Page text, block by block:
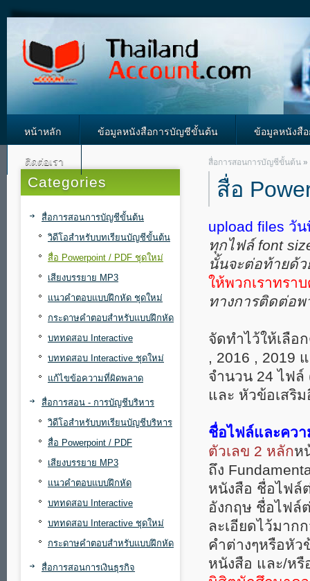
หน้าหลัก ข้อมูลหนังสือการบัญชีขั้นต้น ข้อมูลหนังสื
ติดต่อเรา
Categories
สื่อการสอนการบัญชีขั้นต้น
วิดีโอสำหรับบทเรียนบัญชีขั้นต้น
สื่อ Powerpoint / PDF ชุดใหม่
เสียงบรรยาย MP3
แนวคำตอบแบบฝึกหัด ชุดใหม่
กระดาษคำตอบสำหรับแบบฝึกหัด
บททดสอบ Interactive
บททดสอบ Interactive ชุดใหม่
แก้ไขข้อความที่ผิดพลาด
สื่อการสอน - การบัญชีบริหาร
วิดีโอสำหรับบทเรียนบัญชีบริหาร
สื่อ Powerpoint / PDF
เสียงบรรยาย MP3
แนวคำตอบแบบฝึกหัด
บททดสอบ Interactive
บททดสอบ Interactive ชุดใหม่
กระดาษคำตอบสำหรับแบบฝึกหัด
สื่อการสอนการเงินธุรกิจ
สื่อ
สื่อการสอนการบัญชีขั้นต้น»
upload files วั
ทุกไฟล์ font
นั้นจะต่อท้ายด้ว
ให้พวกเราทรา
ทางการติดต่อพ
จัดทำไว้ให้เลือ
, 2016 , 2019
จำนวน 24 ไฟ
และ หัวข้อเสริ
ชื่อไฟล์และคว
ตัวเลข 2 หลักห
ถึง
หนังสือ ชื่อไฟล์
อังกฤษ ชื่อไฟล์
ละเอียดไว้มาก
คำต่างๆหรือหัว
หนังสือ และ/ห